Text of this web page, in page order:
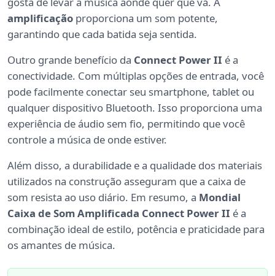
amplificação proporciona um som potente,
garantindo que cada batida seja sentida.
Outro grande benefício da Connect Power II é a
conectividade. Com múltiplas opções de entrada, você
pode facilmente conectar seu smartphone, tablet ou
qualquer dispositivo Bluetooth. Isso proporciona uma
experiência de áudio sem fio, permitindo que você
controle a música de onde estiver.
Além disso, a durabilidade e a qualidade dos materiais
utilizados na construção asseguram que a caixa de
som resista ao uso diário. Em resumo, a Mondial
Caixa de Som Amplificada Connect Power II é a
combinação ideal de estilo, potência e praticidade para
os amantes de música.